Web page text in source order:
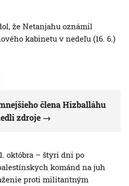
že Netanjahu oznámil
kabinetu v nedeľu (16. 6.)
člena Hizballáhu
zdroje
októbra – štyri dni po
kománd na juh
proti militantným